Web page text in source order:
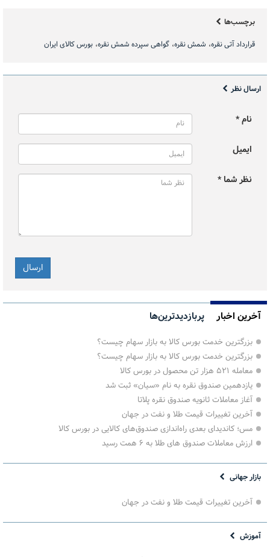
برچسب‌ها
قرارداد آتی نقره شمش نقره گواهی سپرده شمش نقره بورس کالای ایران
ارسال نظر
نام *
ایمیل
نظر شما *
آخرین اخبار پربازدیدترین‌ها
بزرگترین خدمت بورس کالا به بازار سهام چیست؟
بزرگترین خدمت بورس کالا به بازار سهام چیست؟
معامله ۵۲۱ هزار تن محصول در بورس کالا
یازدهمین صندوق نقره به نام «سیان» ثبت شد
آغاز معاملات ثانویه صندوق نقره پلاتا
آخرین تغییرات قیمت طلا و نفت در جهان
مس؛ کاندیدای بعدی راه‌اندازی صندوق‌های کالایی در بورس کالا
ارزش معاملات صندوق های طلا به ۶ همت رسید
بازار جهانی
آخرین تغییرات قیمت طلا و نفت در جهان
آموزش